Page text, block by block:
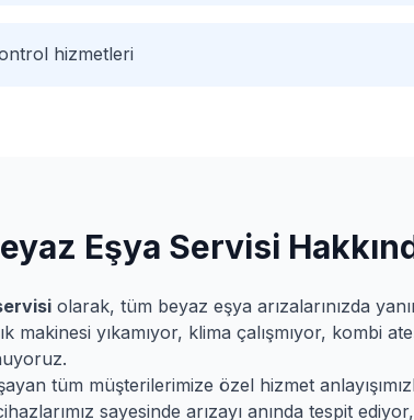
hizmetleri
Eşya Servisi
olarak, tüm beyaz eşya arızalarınızda
makinesi yıkamıyor, klima çalışmıyor, kombi
tüm müşterilerimize özel hizmet
sayesinde arızayı anında tespit